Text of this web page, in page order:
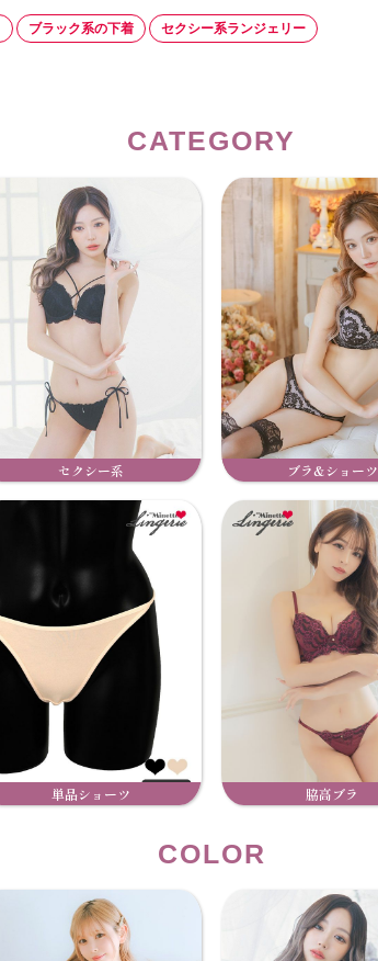
ブラック系の下着 セクシー系ランジェリー
CATEGORY
セクシー系 ブラ&ショーツ
単品ショーツ 脇高ブラ
COLOR